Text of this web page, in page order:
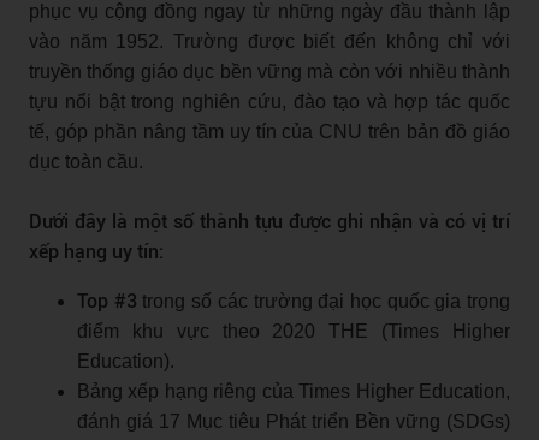
phục vụ cộng đồng ngay từ những ngày đầu thành lập
vào năm 1952. Trường được biết đến không chỉ với
truyền thống giáo dục bền vững mà còn với nhiều thành
tựu nổi bật trong nghiên cứu, đào tạo và hợp tác quốc
tế, góp phần nâng tầm uy tín của CNU trên bản đồ giáo
dục toàn cầu.
Dưới đây là một số thành tựu được ghi nhận và có vị trí
xếp hạng uy tín:
Top #3 trong số các trường đại học quốc gia trọng
điểm khu vực theo 2020 THE (Times Higher
Education).
Bảng xếp hạng riêng của Times Higher Education,
đánh giá 17 Mục tiêu Phát triển Bền vững (SDGs)